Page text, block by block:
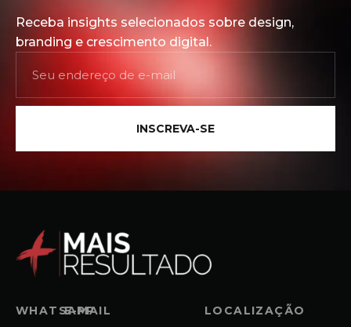
Receba insights selecionados sobre design,
branding e crescimento digital.
INSCREVA-SE
WHATSAPP
E-MAIL LOCALIZAÇÃO